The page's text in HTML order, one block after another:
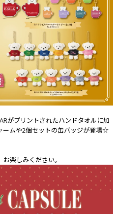
がプリントされたハンドタオルに加
ームや2個セットの缶バッジが登場☆
楽しみください。